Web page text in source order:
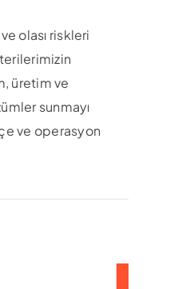
olası riskleri
üretim ve
sunmayı
ve operasyon